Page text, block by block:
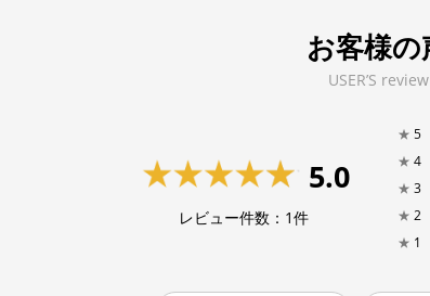
お客様の
USER’S review
5.0
レビュー件数： 1件
★ 5
★ 4
★ 3
★ 2
★ 1